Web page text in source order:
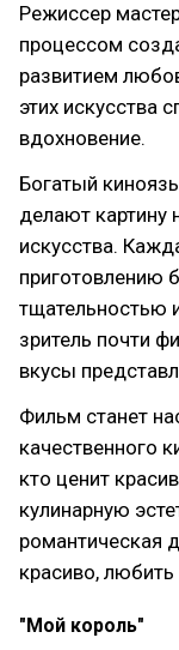
Режиссер
процессом
развитием
этих искусства
вдохновение.
Богатый
делают картину
искусства.
приготовлению
тщательностью
зритель почти
вкусы
Фильм станет
качественного
кто ценит
кулинарную
романтическая
красиво,
"Мой король"